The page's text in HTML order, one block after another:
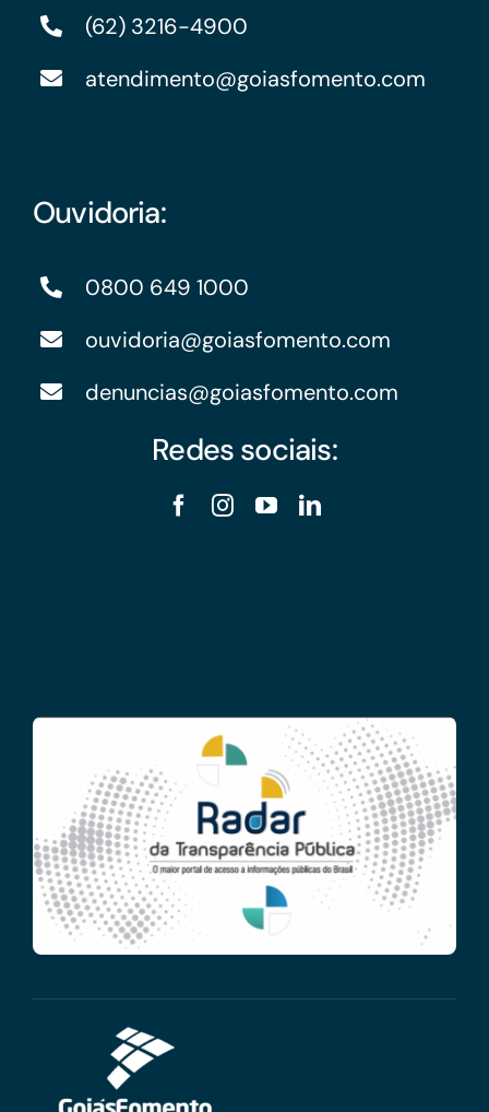
(62) 3216-4900
atendimento@goiasfomento.com
Ouvidoria:
0800 649 1000
ouvidoria@goiasfomento.com
denuncias@goiasfomento.com
Redes sociais: